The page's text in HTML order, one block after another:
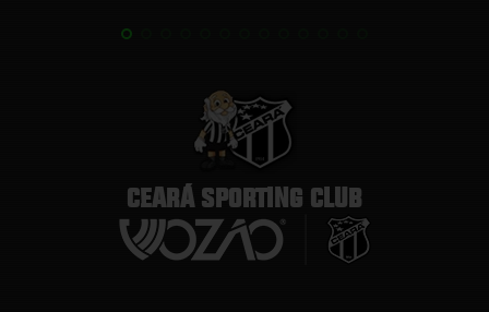
CEARÁ SPORTING CLUB